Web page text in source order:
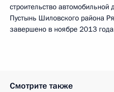
строительство
Пустынь Шиловского района
завершено в ноябре 2013
Смотрите также